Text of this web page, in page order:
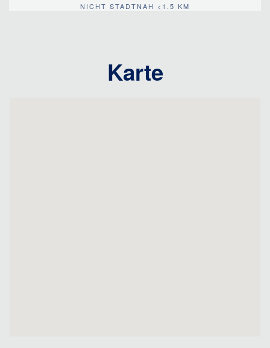
NICHT STADTNAH <1.5 KM
Karte